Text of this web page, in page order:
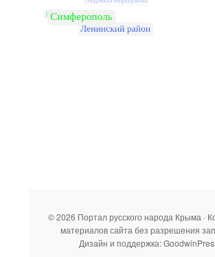
© 2026 Портал русского народа Крыма ·
материалов сайта без разрешения
Дизайн и поддержка: